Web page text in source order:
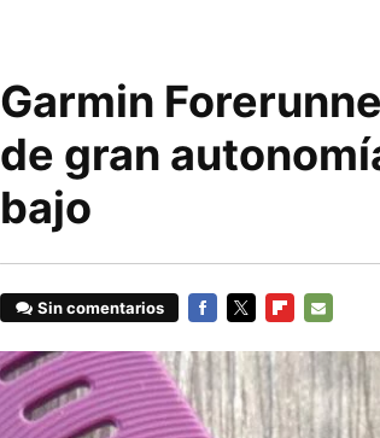
Garmin
de gran
bajo
Sin comentarios
MAIL